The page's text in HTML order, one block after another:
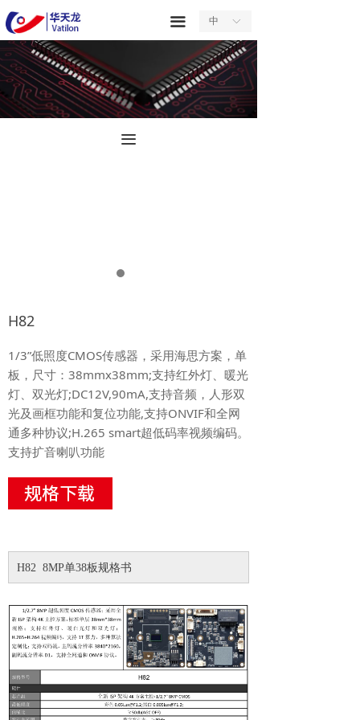
끀
首页
关于我们
产品中心
ꀅ
中
H82
1/3”低照度CMOS传感器，采用海思方案，单
板，尺寸：38mmx38mm;支持红外灯、暖光
灯、双光灯;DC12V,90mA,支持音频，人形双
光及画框功能和复位功能,支持ONVIF和全网
通多种协议;H.265 smart超低码率视频编码。
支持扩音喇叭功能
H82 8MP单38板规格书
끀